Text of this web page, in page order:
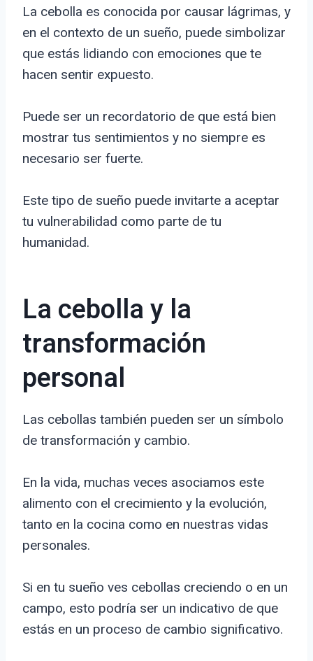
La cebolla es conocida por causar lágrimas, y
en el contexto de un sueño, puede simbolizar
que estás lidiando con emociones que te
hacen sentir expuesto.
Puede ser un recordatorio de que está bien
mostrar tus sentimientos y no siempre es
necesario ser fuerte.
Este tipo de sueño puede invitarte a aceptar
tu vulnerabilidad como parte de tu
humanidad.
La cebolla y la
transformación
personal
Las cebollas también pueden ser un símbolo
de transformación y cambio.
En la vida, muchas veces asociamos este
alimento con el crecimiento y la evolución,
tanto en la cocina como en nuestras vidas
personales.
Si en tu sueño ves cebollas creciendo o en un
campo, esto podría ser un indicativo de que
estás en un proceso de cambio significativo.